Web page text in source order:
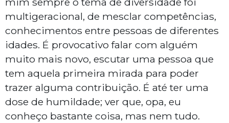
multigeracional, de mesclar competências,
conhecimentos entre pessoas de diferentes
idades. É provocativo falar com alguém
muito mais novo, escutar uma pessoa que
tem aquela primeira mirada para poder
trazer alguma contribuição. É até ter uma
dose de humildade; ver que, opa, eu
conheço bastante coisa, mas nem tudo.